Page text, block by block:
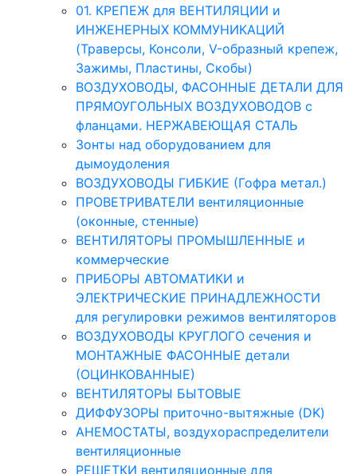
01. КРЕПЕЖ для ВЕНТИЛЯЦИИ и
ИНЖЕНЕРНЫХ КОММУНИКАЦИЙ
(Траверсы, Консоли, V-образный крепеж,
Зажимы, Пластины, Скобы)
ВОЗДУХОВОДЫ, ФАСОННЫЕ ДЕТАЛИ ДЛЯ
ПРЯМОУГОЛЬНЫХ ВОЗДУХОВОДОВ с
фланцами. НЕРЖАВЕЮЩАЯ СТАЛЬ
Зонты над оборудованием для
дымоудоления
ВОЗДУХОВОДЫ ГИБКИЕ (Гофра метал.)
ПРОВЕТРИВАТЕЛИ вентиляционные
(оконные, стенные)
ВЕНТИЛЯТОРЫ ПРОМЫШЛЕННЫЕ и
коммерческие
ПРИБОРЫ АВТОМАТИКИ и
ЭЛЕКТРИЧЕСКИЕ ПРИНАДЛЕЖНОСТИ
для регулировки режимов вентиляторов
ВОЗДУХОВОДЫ КРУГЛОГО сечения и
МОНТАЖНЫЕ ФАСОННЫЕ детали
(ОЦИНКОВАННЫЕ)
ВЕНТИЛЯТОРЫ БЫТОВЫЕ
ДИФФУЗОРЫ приточно-вытяжные (DK)
АНЕМОСТАТЫ, воздухораспределители
вентиляционные
РЕШЕТКИ вентиляционные для